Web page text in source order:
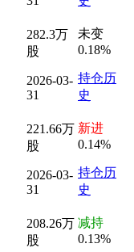
282.3万
股
2026-03-
31
未变
0.18%
持仓历
史
221.66万
股
2026-03-
31
新进
0.14%
持仓历
史
208.26万
股
减持
0.13%